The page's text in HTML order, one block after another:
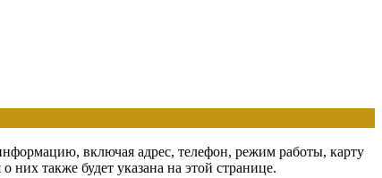
включая адрес, телефон, режим работы, карту
также будет указана на этой странице.